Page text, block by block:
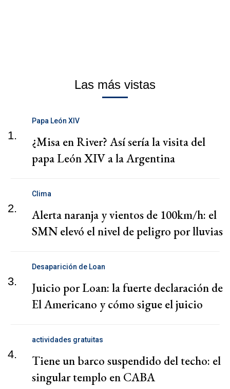
Las más vistas
1.
Papa León XIV
¿Misa en River? Así sería la visita del
papa León XIV a la Argentina
2.
Clima
Alerta naranja y vientos de 100km/h: el
SMN elevó el nivel de peligro por lluvias
3.
Desaparición de Loan
Juicio por Loan: la fuerte declaración de
El Americano y cómo sigue el juicio
4.
actividades gratuitas
Tiene un barco suspendido del techo: el
singular templo en CABA